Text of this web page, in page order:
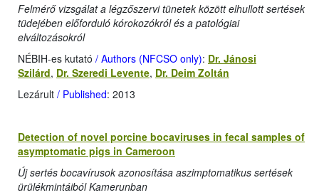
Felmérő vizsgálat a légzőszervi tünetek között elhullott sertések
tüdejében előforduló kórokozókról és a patológiai
elváltozásokról
NÉBIH-es kutató / Authors (NFCSO only): Dr. Jánosi
Szilárd, Dr. Szeredi Levente, Dr. Deim Zoltán
Lezárult / Published: 2013
Detection of novel porcine bocaviruses in fecal samples of
asymptomatic pigs in Cameroon
Új sertés bocavírusok azonosítása aszimptomatikus sertések
ürülékmintáiból Kamerunban